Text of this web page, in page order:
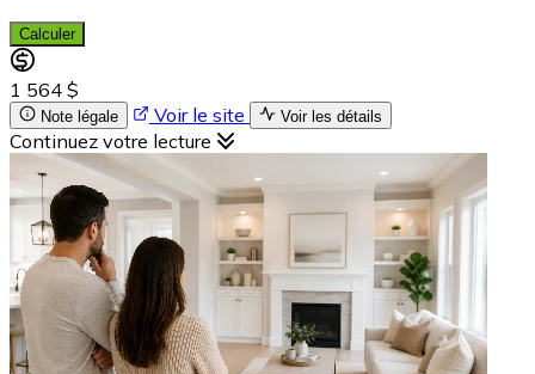
Calculer
1 564 $
Note légale Voir le site Voir les détails
Continuez votre lecture